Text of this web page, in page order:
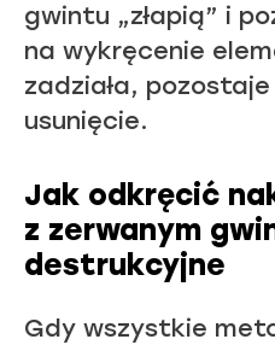
gwintu „złapią” i
na wykręcenie
zadziała,
usunięcie.
Jak odkręcić
z zerwanym
destrukcyjne
Gdy wszystkie